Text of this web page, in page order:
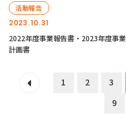
2023.10.31
活動報告
2022年度事業報告書・2023年度事業
計画書
1 2 3
9